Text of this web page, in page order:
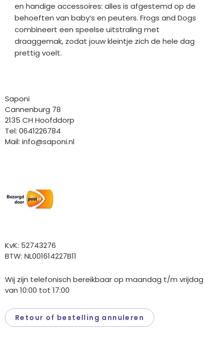
en handige accessoires: alles is afgestemd op de
behoeften van baby’s en peuters. Frogs and Dogs
combineert een speelse uitstraling met
draaggemak, zodat jouw kleintje zich de hele dag
prettig voelt.
Saponi
Cannenburg 78
2135 CH Hoofddorp
Tel: 0641226784
Mail: info@saponi.nl
KvK: 52743276
BTW: NL001614227B11
Wij zijn telefonisch bereikbaar op maandag t/m vrijdag
van 10:00 tot 17:00
Retour of bestelling annuleren